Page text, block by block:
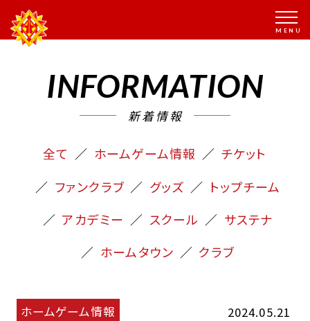
INFORMATION
新着情報
全て ホームゲーム情報
チケット
ファンクラブ
グッズ
トップチーム
アカデミー
スクール
サステナ
ホームタウン
クラブ
ホームゲーム情報 2024.05.21